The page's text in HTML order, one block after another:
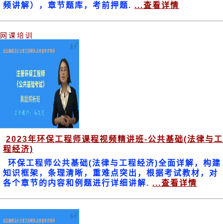
频讲解），章节题库，考前押题. ...查看详情
网课培训
2023年环保工程师课程视频精讲班-公共基础(法律与工
程经济)
环保工程师公共基础(法律与工程经济)全面详解，构建
知识框架，条理清晰，重难点突出，根据考试教材，对
各个章节的内容和例题进行详细讲解. ...查看详情